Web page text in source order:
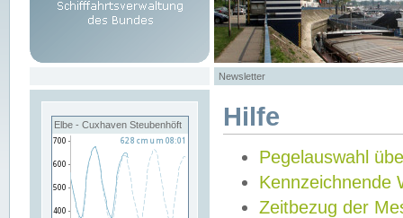
Newsletter
Elbe - Cuxhaven Steubenhöft Hilfe
Pegelauswahl
Kennzeichnende
Zeitbezug der